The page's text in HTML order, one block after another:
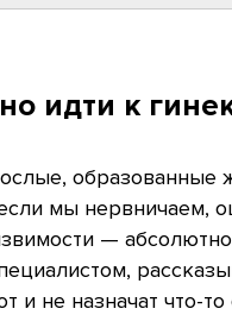
идти к
образованные
если мы
—
и не назначат что-